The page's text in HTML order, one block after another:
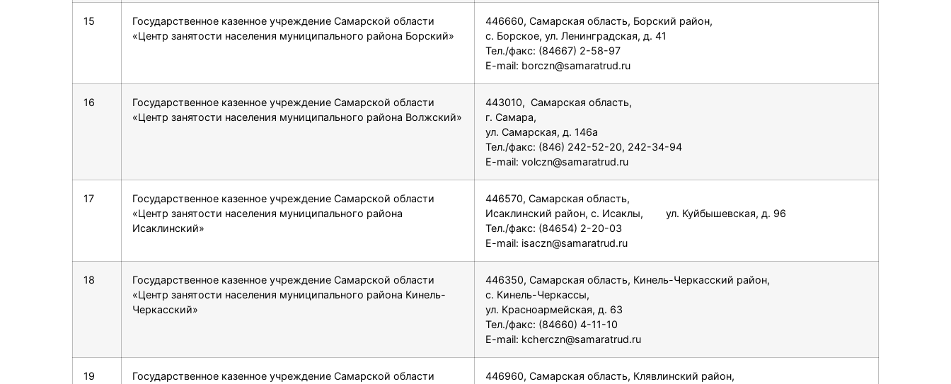
15
Государственное казенное учреждение Самарской области
«Центр занятости населения муниципального района Борский»
446660, Самарская область, Борский район,
с. Борское, ул. Ленинградская, д. 41
Тел./факс: (84667) 2-58-97
E-mail: borczn@samaratrud.ru
16
Государственное казенное учреждение Самарской области
«Центр занятости населения муниципального района Волжский»
443010, Самарская область,
г. Самара,
ул. Самарская, д. 146а
Тел./факс: (846) 242-52-20, 242-34-94
E-mail: volczn@samaratrud.ru
17
Государственное казенное учреждение Самарской области
«Центр занятости населения муниципального района
Исаклинский»
446570, Самарская область,
Исаклинский район, с. Исаклы, ул. Куйбышевская, д. 96
Тел./факс: (84654) 2-20-03
E-mail: isaczn@samaratrud.ru
18
Государственное казенное учреждение Самарской области
«Центр занятости населения муниципального района Кинель-
Черкасский»
446350, Самарская область, Кинель-Черкасский район,
с. Кинель-Черкассы,
ул. Красноармейская, д. 63
Тел./факс: (84660) 4-11-10
E-mail: kcherczn@samaratrud.ru
19
Государственное казенное учреждение Самарской области
446960, Самарская область, Клявлинский район,